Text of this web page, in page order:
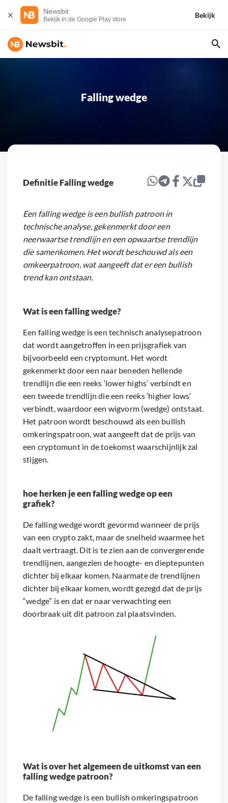
Newsbit
Bekijk in de Google Play store
Bekijk
Falling wedge
Definitie Falling wedge
Een falling wedge is een bullish patroon in
technische analyse, gekenmerkt door een
neerwaartse trendlijn en een opwaartse trendlijn
die samenkomen. Het wordt beschouwd als een
omkeerpatroon, wat aangeeft dat er een bullish
trend kan ontstaan.
Wat is een falling wedge?
Een falling wedge is een technisch analysepatroon
dat wordt aangetroffen in een prijsgrafiek van
bijvoorbeeld een cryptomunt. Het wordt
gekenmerkt door een naar beneden hellende
trendlijn die een reeks ‘lower highs’ verbindt en
een tweede trendlijn die een reeks ‘higher lows’
verbindt, waardoor een wigvorm (wedge) ontstaat.
Het patroon wordt beschouwd als een bullish
omkeringspatroon, wat aangeeft dat de prijs van
een cryptomunt in de toekomst waarschijnlijk zal
stijgen.
hoe herken je een falling wedge op een
grafiek?
De falling wedge wordt gevormd wanneer de prijs
van een crypto zakt, maar de snelheid waarmee het
daalt vertraagt. Dit is te zien aan de convergerende
trendlijnen, aangezien de hoogte- en dieptepunten
dichter bij elkaar komen. Naarmate de trendlijnen
dichter bij elkaar komen, wordt gezegd dat de prijs
“wedge” is en dat er naar verwachting een
doorbraak uit dit patroon zal plaatsvinden.
Wat is over het algemeen de uitkomst van een
falling wedge patroon?
De falling wedge is een bullish omkeringspatroon